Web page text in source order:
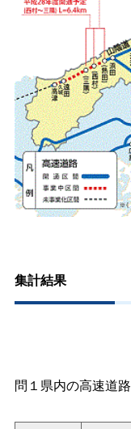
集計結果
問１県内の高速道